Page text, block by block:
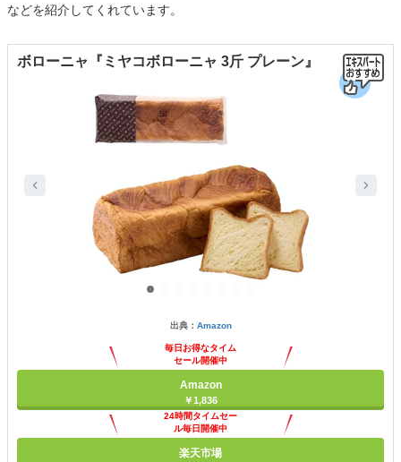
などを紹介してくれています。
ボローニャ『ミヤコボローニャ 3斤 プレーン』
出典： Amazon
毎日お得なタイム
セール開催中
Amazon
￥1,836
24時間タイムセー
ル毎日開催中
楽天市場